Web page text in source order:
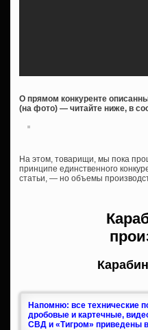
О прямом конкуренте
(на фото) — читайте ниже, в
На этом, товарищи, мы пока
принципе единственного
статьи, — но объемы
Напомню: все технические
дробовые и картечные,
СВД и «Тигром» приведены